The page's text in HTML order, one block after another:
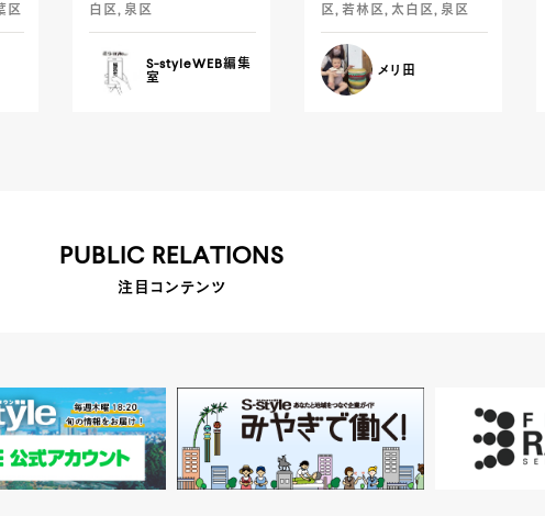
区
白区, 泉区
S-styleWEB編集
室
区, 若林区, 太白区, 泉区
メリ田
PUBLIC RELATIONS
注目コンテンツ